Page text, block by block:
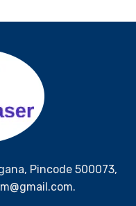
Pincode 500073,